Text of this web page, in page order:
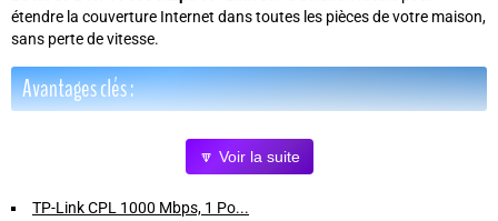
étendre la couverture Internet dans toutes les pièces de votre maison,
sans perte de vitesse.
Avantages clés :
Connexion rapide et stablegrâce à une vitesse CPL jusqu'à 600
Mbps intégrés.
🔽 Voir la suite
TP-Link CPL 1000 Mbps, 1 Po...